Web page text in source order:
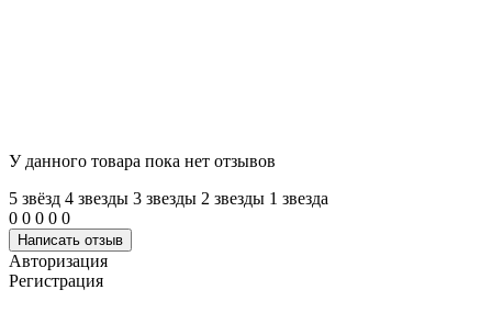
У данного товара пока нет отзывов
5 звёзд 4 звeзды 3 звeзды 2 звeзды 1 звeзда
0 0 0 0 0
Написать отзыв
Авторизация
Регистрация